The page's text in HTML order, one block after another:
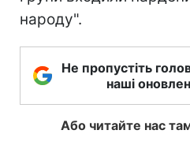
народу".
Не пропустіть
наші
Або читайте нас